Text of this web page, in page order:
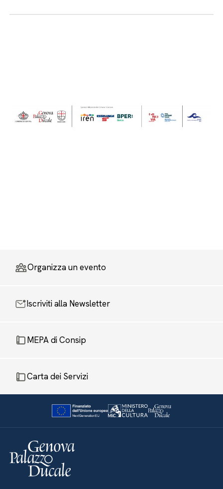
Organizza un evento
Iscriviti alla Newsletter
MEPA di Consip
Carta dei Servizi